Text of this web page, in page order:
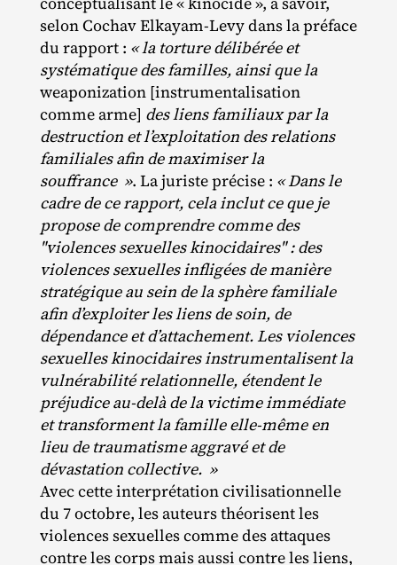
selon Cochav Elkayam‐​Levy dans la préface
du rapport : « la torture délibérée et
systématique des familles, ainsi que la
weaponization [instrumentalisation
comme arme] des liens familiaux par la
destruction et l’exploitation des relations
familiales afin de maximiser la
souffrance ». La juriste précise : « Dans le
cadre de ce rapport, cela inclut ce que je
propose de comprendre comme des
"violences sexuelles kinocidaires": des
violences sexuelles infligées de manière
stratégique au sein de la sphère familiale
afin d’exploiter les liens de soin, de
dépendance et d’attachement.Les violences
sexuelles kinocidaires instrumentalisent la
vulnérabilité relationnelle, étendent le
préjudice au-delà de la victime immédiate
et transforment la famille elle-même en
lieu de traumatisme aggravé et de
dévastation collective. »
Avec cette interprétation civilisationnelle
du 7 octobre, les auteurs théorisent les
violences sexuelles comme des attaques
contre les corps mais aussi contre les liens,